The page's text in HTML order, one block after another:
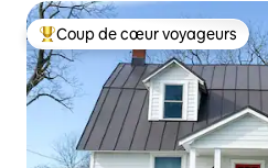
Coups de cœur voyageurs les
Coup de cœur voyageurs